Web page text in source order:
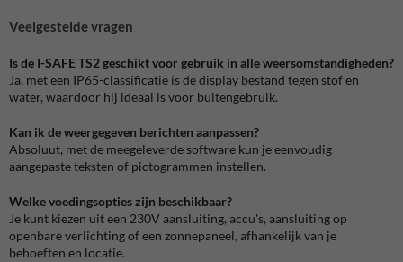
Veelgestelde vragen
Is de I-SAFE TS2 geschikt voor gebruik in alle weersomstandigheden?
Ja, met een IP65-classificatie is de display bestand tegen stof en
water, waardoor hij ideaal is voor buitengebruik.
Kan ik de weergegeven berichten aanpassen?
Absoluut, met de meegeleverde software kun je eenvoudig
aangepaste teksten of pictogrammen instellen.
Welke voedingsopties zijn beschikbaar?
Je kunt kiezen uit een 230V aansluiting, accu's, aansluiting op
openbare verlichting of een zonnepaneel, afhankelijk van je
behoeften en locatie.